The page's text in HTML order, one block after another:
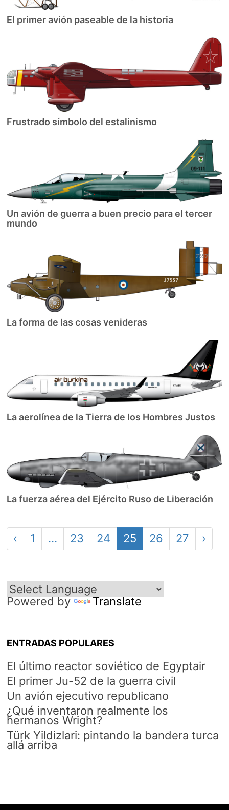
El primer avión paseable de la historia
Frustrado símbolo del estalinismo
Un avión de guerra a buen precio para el tercer
mundo
La forma de las cosas venideras
La aerolínea de la Tierra de los Hombres Justos
La fuerza aérea del Ejército Ruso de Liberación
‹ 1 … 23 24 25 26 27 ›
Powered by Translate
ENTRADAS POPULARES
El último reactor soviético de Egyptair
El primer Ju-52 de la guerra civil
Un avión ejecutivo republicano
¿Qué inventaron realmente los
hermanos Wright?
Türk Yildizlari: pintando la bandera turca
allá arriba